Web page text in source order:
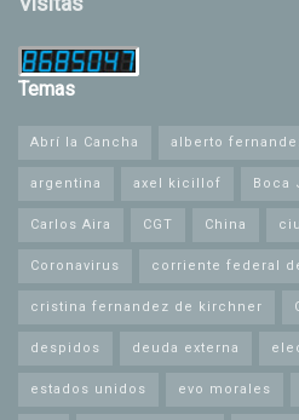
Temas
Abrí la Cancha alberto
argentina axel kicillof Boca
Carlos Aira CGT China
Coronavirus corriente federal
cristina fernandez de kirchner
despidos deuda externa
estados unidos evo morales